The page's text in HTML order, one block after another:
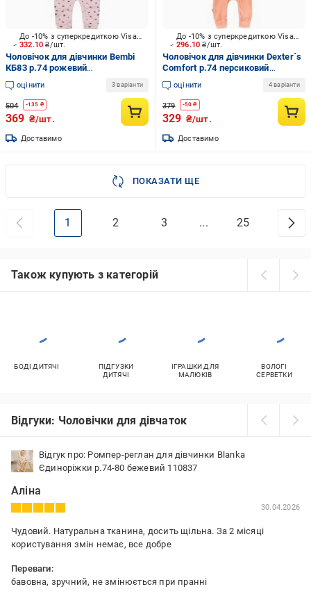
332.10₴/шт.
До -10% з суперкредиткою Visa Вигода
Чоловічок для дівчинки Bembi
КБ83 р.74 рожевий
3083001134.30F
оцінити 3 варіанти
504 -135 ₴
369 ₴/шт.
Доставимо
296.10₴/шт.
До -10% з суперкредиткою Visa Вигода
Чоловічок для дівчинки Dexter`s
Comfort р.74 персиковий
d1820пснв
оцінити 4 варіанти
379 -50 ₴
329 ₴/шт.
Доставимо
ПОКАЗАТИ ЩЕ
1 2 3 ... 25
Також купують з категорій
БОДІ ДИТЯЧІ
ПІДГУЗКИ
ДИТЯЧІ
ІГРАШКИ ДЛЯ
МАЛЮКІВ
ВОЛОГІ
СЕРВЕТКИ
Відгуки: Чоловічки для дівчаток
Відгук про: Ромпер-реглан для дівчинки Blanka
Єдиноріжки р.74-80 бежевий 110837
Аліна
30.04.2026
Чудовий. Натуральна тканина, досить щільна. За 2 місяці
користування змін немає, все добре
Переваги:
бавовна, зручний, не змінюється при пранні